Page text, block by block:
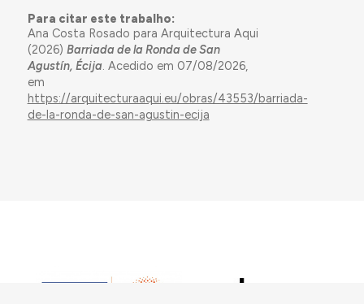
Para citar este trabalho:
Ana Costa Rosado para Arquitectura Aqui
(2026) Barriada de la Ronda de San
Agustín, Écija . Acedido em 07/08/2026,
em
https://arquitecturaaqui.eu/obras/43553/barriada-
de-la-ronda-de-san-agustin-ecija